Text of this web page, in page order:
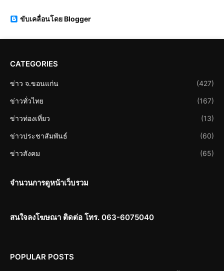
ขับเคลื่อนโดย Blogger
CATEGORIES
ข่าว จ.ขอนแก่น (427)
ข่าวทั่วไทย (167)
ข่าวท่องเที่ยว (13)
ข่าวประชาสัมพันธ์ (60)
ข่าวสังคม (65)
จำนวนการดูหน้าเว็บรวม
สนใจลงโฆษณา ติดต่อ โทร. 063-6075040
POPULAR POSTS